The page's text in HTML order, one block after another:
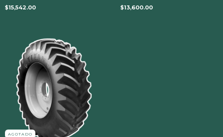
$15,542.00 $13,600.00
AGOTADO